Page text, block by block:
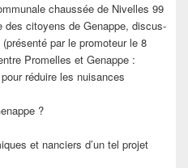
chaussée de Nivelles 99
des citoyens de Genappe, discus-
par le promoteur le 8
Promelles et Genappe :
réduire les nuisances
?
et nanciers d’un tel projet